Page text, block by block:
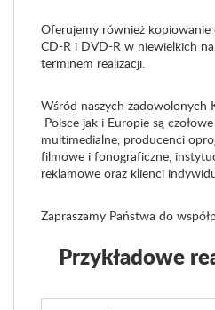
Oferujemy również kopiowanie
CD-R i DVD-R w niewielkich
terminem realizacji.
Wśród naszych zadowolonych
Polsce jak i Europie są
multimedialne, producenci
filmowe i fonograficzne,
reklamowe oraz klienci
Zapraszamy Państwa do
Przykładowe